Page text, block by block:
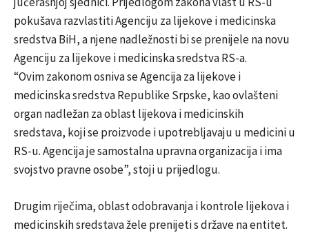
pokušava razvlastiti Agenciju za lijekove i medicinska
sredstva BiH, a njene nadležnosti bi se prenijele na novu
Agenciju za lijekove i medicinska sredstva RS-a.
“Ovim zakonom osniva se Agencija za lijekove i
medicinska sredstva Republike Srpske, kao ovlašteni
organ nadležan za oblast lijekova i medicinskih
sredstava, koji se proizvode i upotrebljavaju u medicini u
RS-u. Agencija je samostalna upravna organizacija i ima
svojstvo pravne osobe”, stoji u prijedlogu.
Drugim riječima, oblast odobravanja i kontrole lijekova i
medicinskih sredstava žele prenijeti s države na entitet.